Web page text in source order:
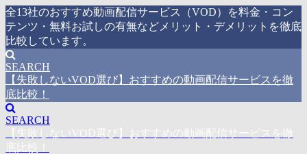
全13社のおすすめ動画配信サービス（VOD）を料金・コン
テンツ・無料お試しの有無などメリット・デメリットを徹底
比較しています。
SEARCH
【失敗しないVOD選び】おすすめの動画配信サービスを徹
底比較！
SEARCH
【失敗しないVOD選び】おすすめの動画配信サービスを徹
底比較！